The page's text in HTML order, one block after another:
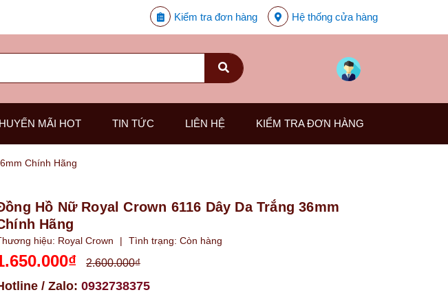
Kiểm tra đơn hàng Hệ thống cửa hàng
MÃI HOT TIN TỨC LIÊN HỆ KIỂM TRA ĐƠN HÀNG
Chính Hãng
Hồ Nữ Royal Crown 6116 Dây Da Trắng 36mm
Hãng
hiệu: Royal Crown | Tình trạng: Còn hàng
2.600.000₫
/ Zalo: 0932738375